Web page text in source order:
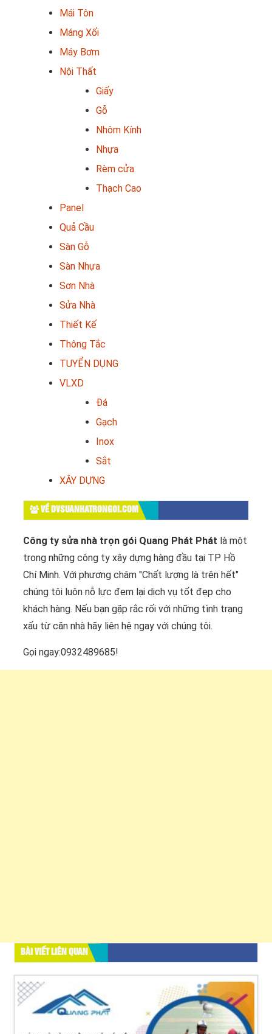
Mái Tôn
Máng Xối
Máy Bơm
Nội Thất
Giấy
Gỗ
Nhôm Kính
Nhựa
Rèm cửa
Thạch Cao
Panel
Quả Cầu
Sàn Gỗ
Sàn Nhựa
Sơn Nhà
Sửa Nhà
Thiết Kế
Thông Tắc
TUYỂN DỤNG
VLXD
Đá
Gạch
Inox
Sắt
XÂY DỰNG
VỀ DVSUANHATRONGOI.COM
Công ty sửa nhà trọn gói Quang Phát Phát là một
trong những công ty xây dựng hàng đầu tại TP Hồ
Chí Minh. Với phương châm "Chất lượng là trên hết"
chúng tôi luôn nỗ lực đem lại dịch vụ tốt đẹp cho
khách hàng. Nếu bạn gặp rắc rối với những tình trạng
xấu từ căn nhà hãy liên hệ ngay với chúng tôi.
Gọi ngay:0932489685!
BÀI VIẾT LIÊN QUAN